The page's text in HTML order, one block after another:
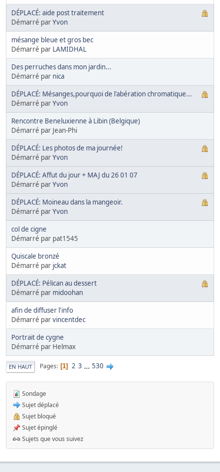
DÉPLACÉ: aide post traitement
Démarré parYvon
mésange bleue et gros bec
Démarré par LAMIDHAL
Des perruches dans mon jardin...
Démarré par nica
DÉPLACÉ: Mésanges,pourquoi de l'abération chromatique...
Démarré parYvon
Rencontre Beneluxienne à Libin (Belgique)
Démarré par Jean-Phi
DÉPLACÉ: Les photos de ma journée!
Démarré parYvon
DÉPLACÉ: Affut du jour + MAJ du 26 01 07
Démarré parYvon
DÉPLACÉ: Moineau dans la mangeoir.
Démarré parYvon
col de cigne
Démarré par pat1545
Quiscale bronzé
Démarré par jckat
DÉPLACÉ: Pélican au dessert
Démarré par midoohan
afin de diffuser l'info
Démarré parvincentdec
Portrait de cygne
Démarré par Helmax
EN HAUT Pages 1 2 3 ... 530
Sondage
Sujet déplacé
Sujet bloqué
Sujet épinglé
Sujets que vous suivez